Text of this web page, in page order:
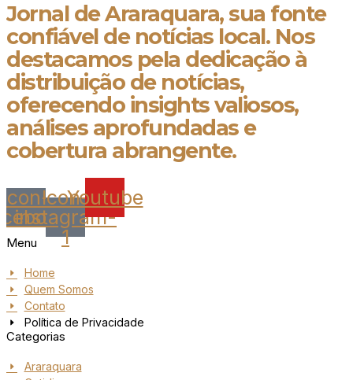
Jornal de Araraquara, sua fonte
confiável de notícias local. Nos
destacamos pela dedicação à
distribuição de notícias,
oferecendo insights valiosos,
análises aprofundadas e
cobertura abrangente.
Icon-Icon-
instagram-
1
Youtube
Menu
Home
Quem Somos
Contato
Política de Privacidade
Categorias
Araraquara